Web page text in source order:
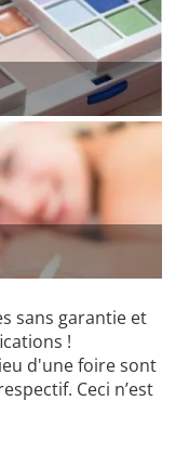
sans garantie et
!
d'une foire sont
Ceci n’est